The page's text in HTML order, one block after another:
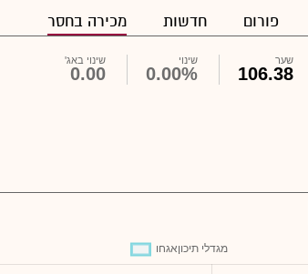
פורום חדשות מכירה בחסר
שער
106.38
שינוי
0.00%
שינוי באג'
0.00